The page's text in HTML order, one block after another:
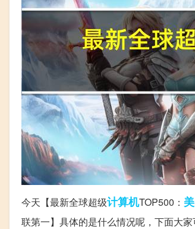
今天【最新全球超级计算机TOP500：
联第一】具体的是什么情况呢，下面大